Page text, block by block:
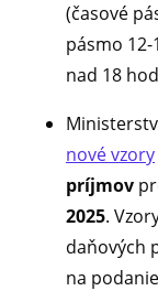
(časové
pásmo
nad 18
nové vzory
príjmov
2025.
daňových
na